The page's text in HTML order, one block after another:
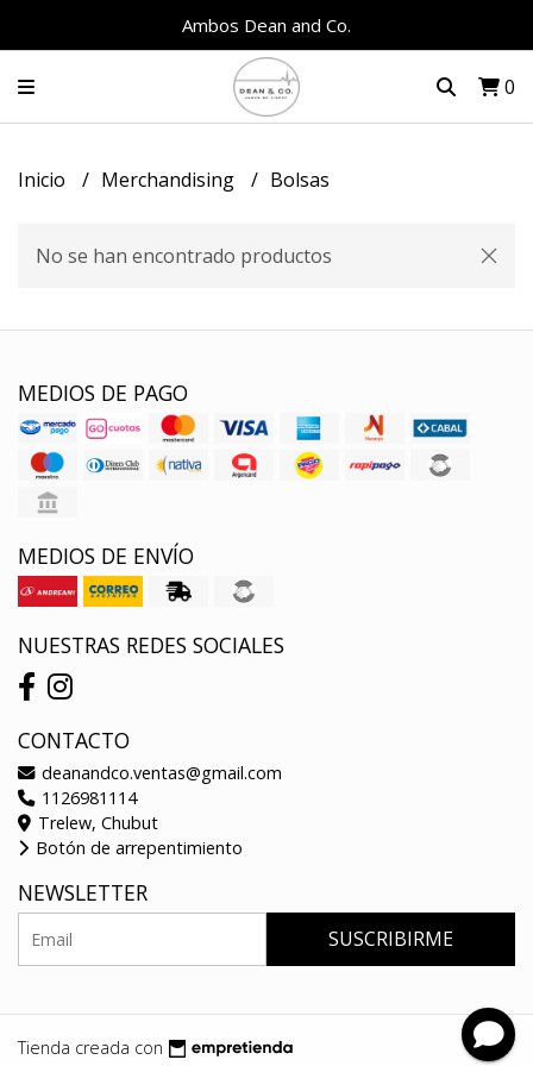
Ambos Dean and Co.
0
Inicio Merchandising Bolsas
No se han encontrado productos
MEDIOS DE PAGO
MEDIOS DE ENVÍO
NUESTRAS REDES SOCIALES
CONTACTO
deanandco.ventas@gmail.com
1126981114
Trelew, Chubut
Botón de arrepentimiento
NEWSLETTER
SUSCRIBIRME
Tienda creada con